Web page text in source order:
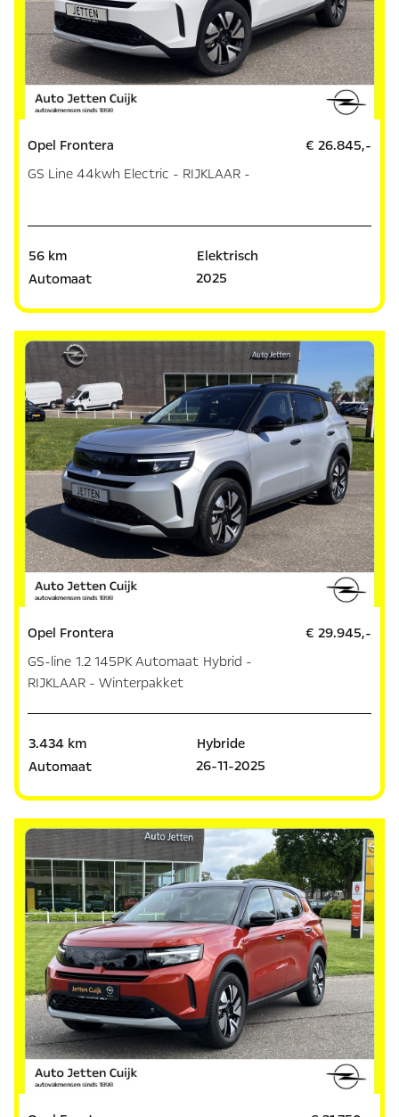
Opel Frontera
GS Line 44kwh Electric - RIJKLAAR -
€ 26.845,-
56 km
Elektrisch
Automaat
2025
Opel Frontera
GS-line 1.2 145PK Automaat Hybrid -
RIJKLAAR - Winterpakket
€ 29.945,-
3.434 km
Hybride
Automaat
26-11-2025